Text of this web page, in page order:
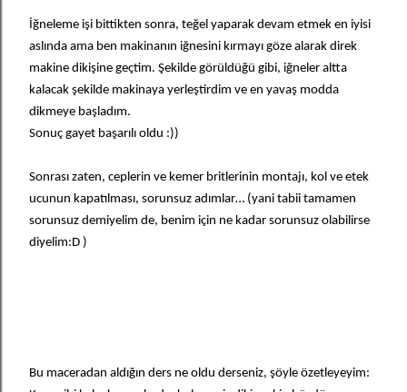
İğneleme işi bittikten sonra, teğel yaparak devam etmek en iyisi
aslında ama ben makinanın iğnesini kırmayı göze alarak direk
makine dikişine geçtim. Şekilde görüldüğü gibi, iğneler altta
kalacak şekilde makinaya yerleştirdim ve en yavaş modda
dikmeye başladım.
Sonuç gayet başarılı oldu :))
Sonrası zaten, ceplerin ve kemer britlerinin montajı, kol ve etek
ucunun kapatılması, sorunsuz adımlar… (yani tabii tamamen
sorunsuz demiyelim de, benim için ne kadar sorunsuz olabilirse
diyelim:D )
Bu maceradan aldığın ders ne oldu derseniz, şöyle özetleyeyim: